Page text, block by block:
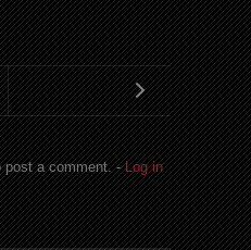
post a comment. -Log in